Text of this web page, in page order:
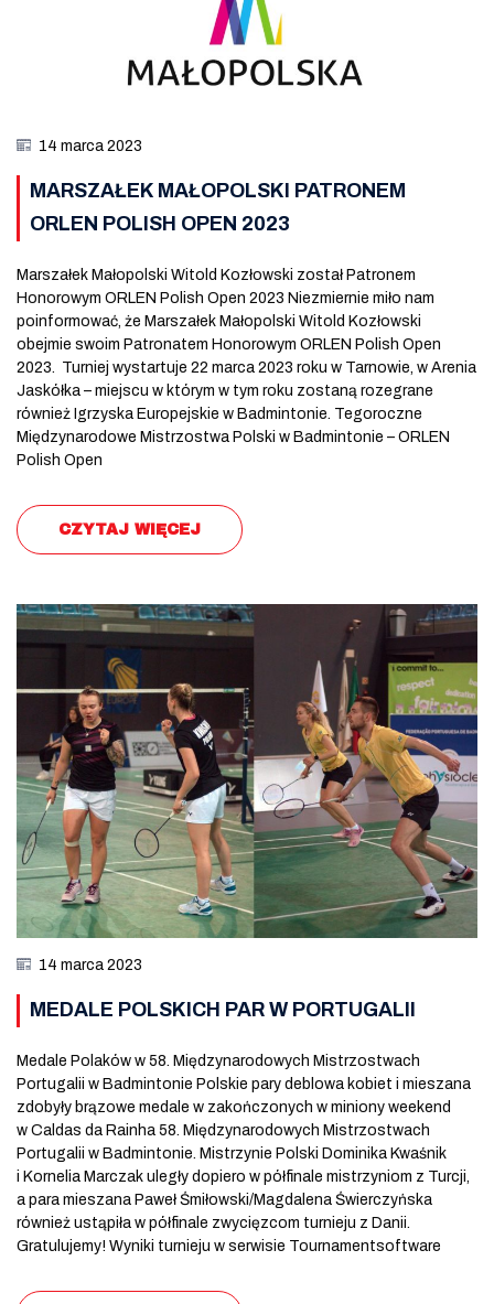
14 marca 2023
MARSZAŁEK MAŁOPOLSKI PATRONEM
ORLEN POLISH OPEN 2023
Marszałek Małopolski Witold Kozłowski został Patronem
Honorowym ORLEN Polish Open 2023 Niezmiernie miło nam
poinformować, że Marszałek Małopolski Witold Kozłowski
obejmie swoim Patronatem Honorowym ORLEN Polish Open
2023. Turniej wystartuje 22 marca 2023 roku w Tarnowie, w Arenia
Jaskółka – miejscu w którym w tym roku zostaną rozegrane
również Igrzyska Europejskie w Badmintonie. Tegoroczne
Międzynarodowe Mistrzostwa Polski w Badmintonie – ORLEN
Polish Open
CZYTAJ WIĘCEJ
14 marca 2023
MEDALE POLSKICH PAR W PORTUGALII
Medale Polaków w 58. Międzynarodowych Mistrzostwach
Portugalii w Badmintonie Polskie pary deblowa kobiet i mieszana
zdobyły brązowe medale w zakończonych w miniony weekend
w Caldas da Rainha 58. Międzynarodowych Mistrzostwach
Portugalii w Badmintonie. Mistrzynie Polski Dominika Kwaśnik
i Kornelia Marczak uległy dopiero w półfinale mistrzyniom z Turcji,
a para mieszana Paweł Śmiłowski/Magdalena Świerczyńska
również ustąpiła w półfinale zwycięzcom turnieju z Danii.
Gratulujemy! Wyniki turnieju w serwisie Tournamentsoftware